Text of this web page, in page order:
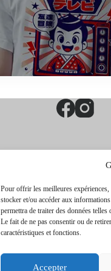
Pour offrir les meilleures
stocker et/ou accéder aux
permettra de traiter des données
Le fait de ne pas consentir ou de
caractéristiques et fonctions.
Accepter